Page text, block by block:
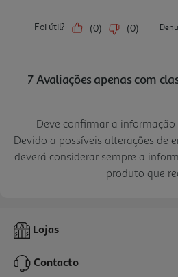
Deve confirmar a
Devido a possíveis alterações de
deverá considerar sempre a
produto que
Lojas
Contacto